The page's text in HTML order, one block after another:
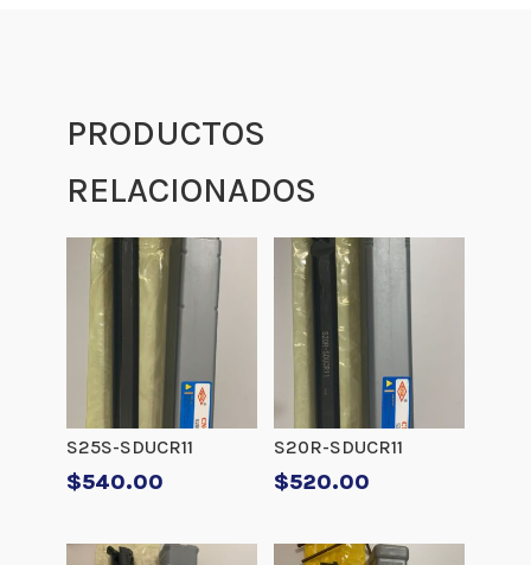
PRODUCTOS
RELACIONADOS
S25S-SDUCR11
$540.00
S20R-SDUCR11
$520.00